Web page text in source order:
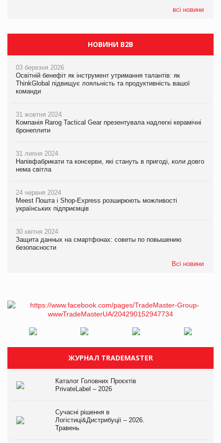
всі новини
НОВИНИ B2B
03 березня 2026
Освітній бенефіт як інструмент утримання талантів: як
ThinkGlobal підвищує лояльність та продуктивність вашої
команди
31 жовтня 2024
Компанія Rarog Tactical Gear презентувала надлегкі керамічні
бронеплити
31 липня 2024
Напівфабрикати та консерви, які стануть в пригоді, коли довго
нема світла
24 червня 2024
Meest Пошта і Shop-Express розширюють можливості
українських підприємців
30 квітня 2024
Защита данных на смартфонах: советы по повышению
безопасности
Всі новини
ЖУРНАЛ TRADEMASTER
Каталог Головних Проєктів
PrivateLabel – 2026
Сучасні рішення в
Логістиці&Дистрибуції – 2026.
Травень